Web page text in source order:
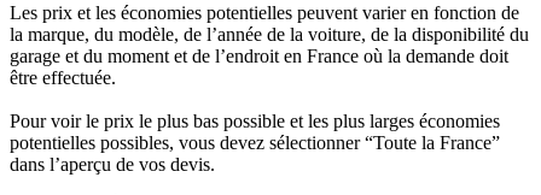
Les prix et les économies potentielles peuvent varier en fonction de
la marque, du modèle, de l’année de la voiture, de la disponibilité du
garage et du moment et de l’endroit en France où la demande doit
être effectuée.
Pour voir le prix le plus bas possible et les plus larges économies
potentielles possibles, vous devez sélectionner “Toute la France”
dans l’aperçu de vos devis.